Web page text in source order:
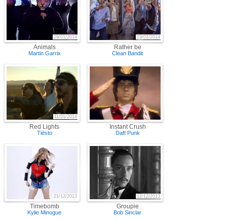
Animals
29/01/2014
Martin Garrix
Rather be
19/01/2014
Clean Bandit
Red Lights
11/01/2014
Tiësto
Instant Crush
Daft Punk
Timebomb
21/12/2013
Kylie Minogue
Groupie
12/12/2013
Bob Sinclar